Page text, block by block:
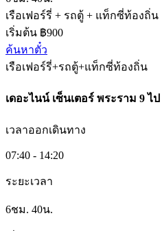
เรือเฟอร์รี่ + รถตู้ + แท็กซี่ท้องถิ่น
เริ่มต้น ฿900
ค้นหาตั๋ว
เรือเฟอร์รี่+รถตู้+แท็กซี่ท้องถิ่น
เดอะไนน์ เซ็นเตอร์ พระราม 9​ไป
เวลาออกเดินทาง
07:40 - 14:20
ระยะเวลา
6ชม. 40น.